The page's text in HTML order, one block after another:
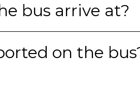
bus arrive at?
on the